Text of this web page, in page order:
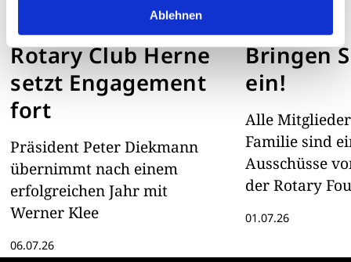
Ablehnen
Rotary Club Herne
setzt Engagement
fort
Präsident Peter Diekmann
übernimmt nach einem
erfolgreichen Jahr mit
Werner Klee
06.07.26
Bringen
ein!
Alle
Familie sind
Ausschüsse
der Rotary
unterstützen
01.07.26